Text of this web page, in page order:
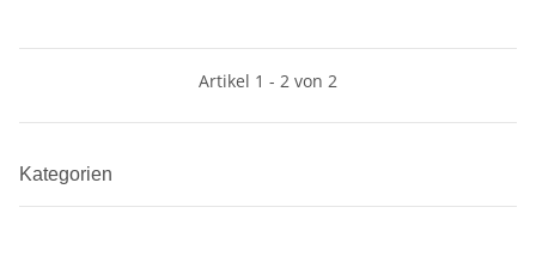
Artikel 1 - 2 von 2
Kategorien